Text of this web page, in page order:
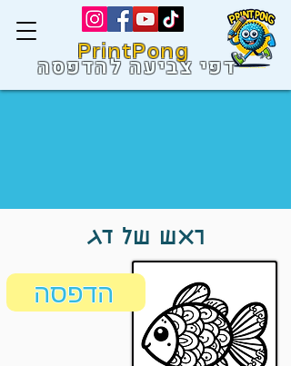
PrintPong
דפי צביעה להדפסה
ראש של דג
הדפסה